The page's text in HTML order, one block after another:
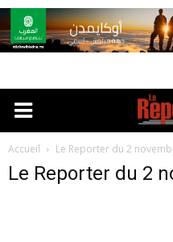
Accueil Le Reporter du 2
Le Reporter du 2